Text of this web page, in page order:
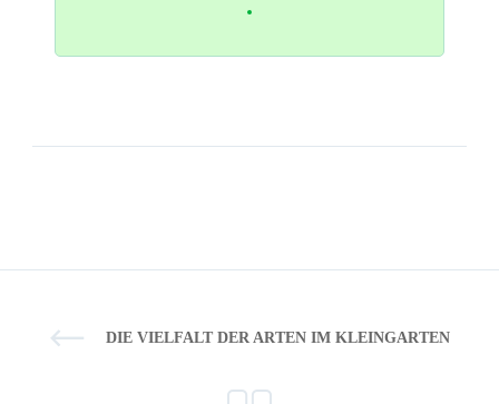
DIE VIELFALT DER ARTEN IM KLEINGARTEN